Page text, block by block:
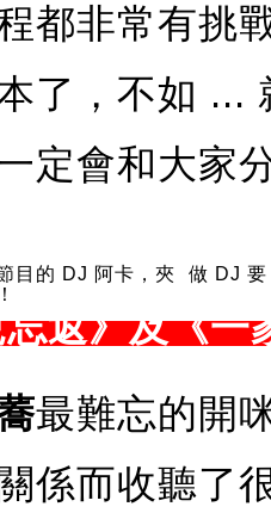
都非常有挑
了，不如 ...
定會和大家
目的 DJ 阿卡，夾
做 DJ
返》及《
最難忘的開
係而收聽了